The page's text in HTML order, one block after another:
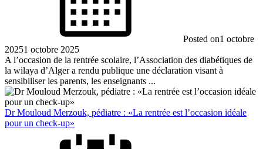
Posted on1 octobre
20251 octobre 2025
A l’occasion de la rentrée scolaire, l’Association des diabétiques de
la wilaya d’Alger a rendu publique une déclaration visant à
sensibiliser les parents, les enseignants ...
Dr Mouloud Merzouk, pédiatre : «La rentrée est l’occasion idéale
pour un check-up»